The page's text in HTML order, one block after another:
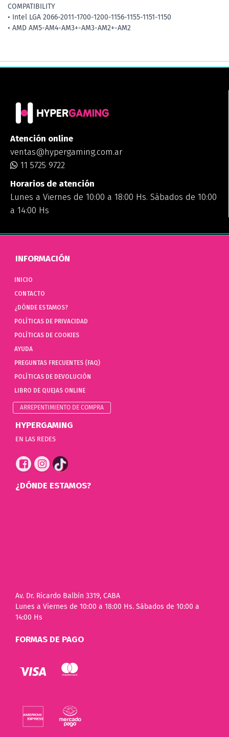
COMPATIBILITY
• Intel LGA 2066-2011-1700-1200-1156-1155-1151-1150
• AMD AM5-AM4-AM3+-AM3-AM2+-AM2
Atención online
ventas@hypergaming.com.ar
11 5725 9722
Horarios de atención
Lunes a Viernes de 10:00 a 18:00 Hs. Sábados de 10:00
a 14:00 Hs
INFORMACIÓN
INICIO
CONTACTO
¿DÓNDE ESTAMOS?
POLÍTICAS DE PRIVACIDAD
POLÍTICAS DE COOKIES
AYUDA
PREGUNTAS FRECUENTES (FAQ)
POLÍTICAS DE DEVOLUCIÓN
LIBRO DE QUEJAS ONLINE
ARREPENTIMIENTO DE COMPRA
HYPERGAMING
EN LAS REDES
¿DÓNDE ESTAMOS?
Av. Dr. Ricardo Balbín 3319, CABA
Lunes a Viernes de 10:00 a 18:00 Hs. Sábados de 10:00 a
14:00 Hs
FORMAS DE PAGO